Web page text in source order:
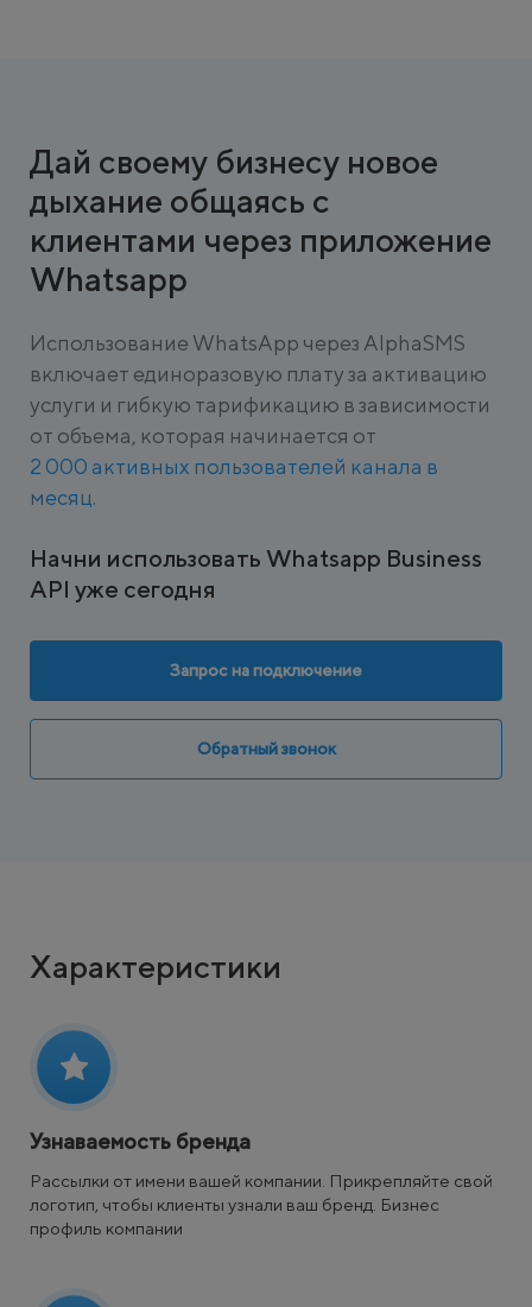
Дай своему бизнесу новое
дыхание общаясь с
клиентами через приложение
Whatsapp
Использование WhatsApp через AlphaSMS
включает единоразовую плату за активацию
услуги и гибкую тарификацию в зависимости
от объема, которая начинается от
2 000 активных пользователей канала в
месяц.
Начни использовать Whatsapp Business
API уже сегодня
Запрос на подключение
Обратный звонок
Характеристики
Узнаваемость бренда
Рассылки от имени вашей компании. Прикрепляйте свой
логотип, чтобы клиенты узнали ваш бренд. Бизнес
профиль компании